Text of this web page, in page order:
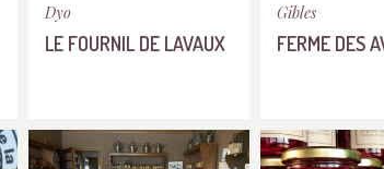
Dyo
LE FOURNIL DE LAVAUX
Gibles
FERME DES